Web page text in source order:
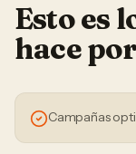
Esto es
hace
Campañas